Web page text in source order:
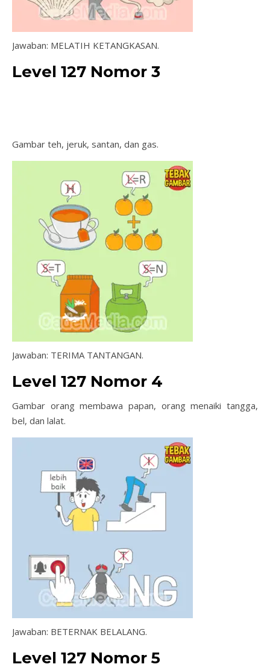
Jawaban: MELATIH KETANGKASAN.
Level 127 Nomor 3
Gambar teh, jeruk, santan, dan gas.
Jawaban: TERIMA TANTANGAN.
Level 127 Nomor 4
Gambar orang membawa papan, orang menaiki tangga,
bel, dan lalat.
Jawaban: BETERNAK BELALANG.
Level 127 Nomor 5